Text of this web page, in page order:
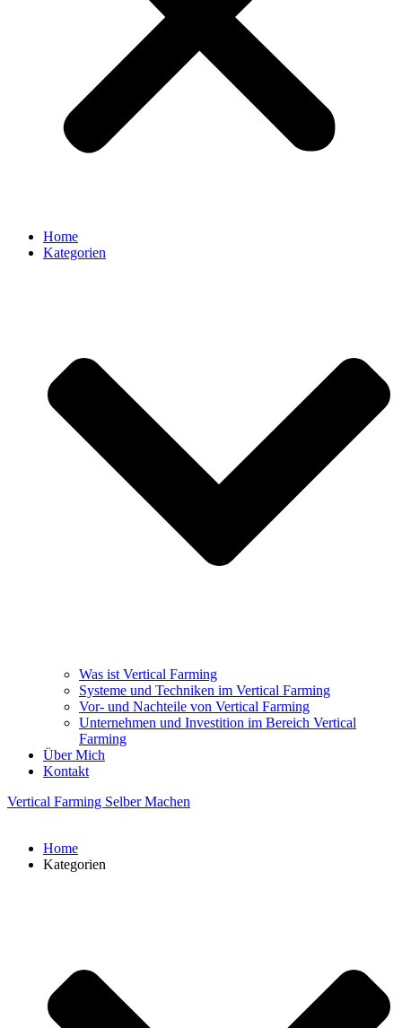
Home
Kategorien
Was ist Vertical Farming
Systeme und Techniken im Vertical Farming
Vor- und Nachteile von Vertical Farming
Unternehmen und Investition im Bereich Vertical
Farming
Über Mich
Kontakt
Vertical Farming Selber Machen
Home
Kategorien